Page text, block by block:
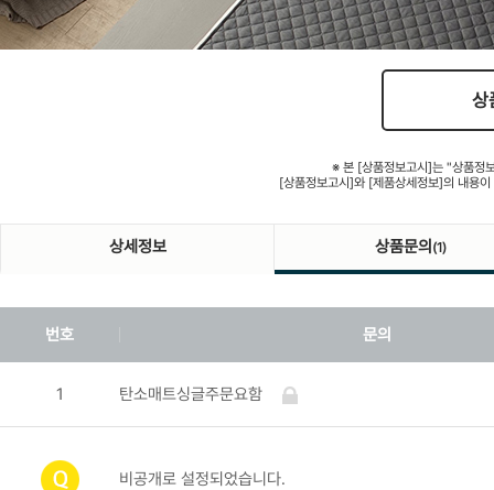
상
※ 본 [상품정보고시]는 "상품정
[상품정보고시]와 [제품상세정보]의 내용
상세정보 상품문의 (1)
번호 문의
1 탄소매트싱글주문요함
비공개로 설정되었습니다.